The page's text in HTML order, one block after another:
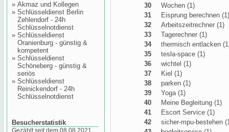
» Akmaz und Kollegen
» Schlüsseldienst Berlin
Zehlendorf - 24h
Schlüsselnotdienst
» Schlüsseldienst
Oranienburg - günstig &
kompetent
» Schlüsseldienst
Schöneberg - günstig &
seriös
» Schlüsseldienst
Reinickendorf - 24h
Schlüsselnotdienst
Besucherstatistik
Gezählt seit dem 08.08.2021
30
Wochen (1)
31
Eisprung berechnen (1)
32
Arbeitszeitrechner (1)
33
Tagerechner (1)
34
thermisch entlacken
35
tesla-space (1)
36
wichtel (1)
37
Kiel (1)
38
parken (1)
39
Yoga (1)
40
Meine Begleitung (1)
41
Escort Service (1)
42
sicher-mpu-bestehen